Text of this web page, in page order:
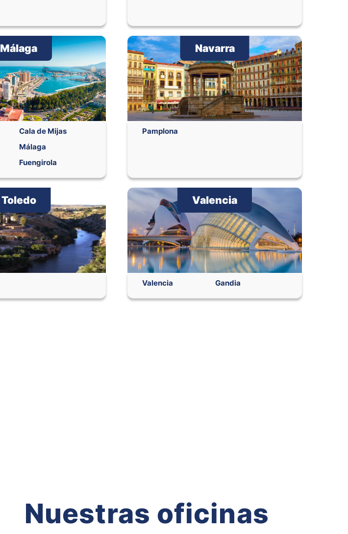
Málaga
Cala de Mijas
Málaga
Fuengirola
Navarra
Pamplona
Toledo Valencia
Valencia Gandia
Nuestras oficinas